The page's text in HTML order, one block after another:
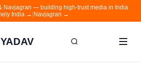
Navjagran — building high-trust media in India
India → Navjagran →